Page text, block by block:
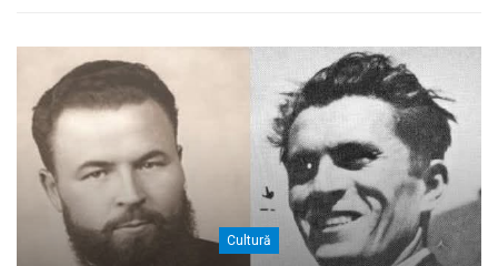
Cultură